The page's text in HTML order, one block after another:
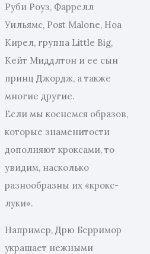
Руби Роуз, Фаррелл
Уильямс, Post Malone, Ноа
Кирел, группа Little Big,
Кейт Миддлтон и ее сын
принц Джордж, а также
многие другие.
Если мы коснемся образов,
которые знаменитости
дополняют кроксами, то
увидим, насколько
разнообразны их «крокс-
луки».
Например, Дрю Берримор
украшает нежными